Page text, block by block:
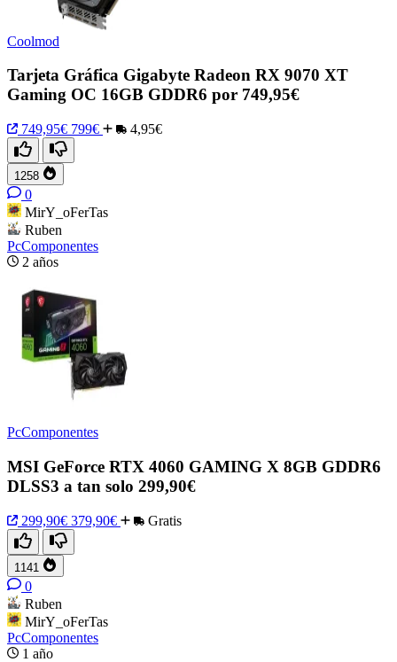
Coolmod
Tarjeta Gráfica Gigabyte Radeon RX 9070 XT
Gaming OC 16GB GDDR6 por 749,95€
749,95€ 799€ 4,95€
1258
0
MirY_oFerTas
Ruben
PcComponentes
2 años
PcComponentes
MSI GeForce RTX 4060 GAMING X 8GB GDDR6
DLSS3 a tan solo 299,90€
299,90€ 379,90€ Gratis
1141
0
Ruben
MirY_oFerTas
PcComponentes
1 año